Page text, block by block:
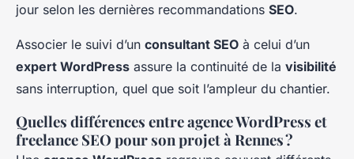
jour selon les dernières recommandations SEO.
Associer le suivi d’un consultant SEO à celui d’un
expert WordPress assure la continuité de la visibilité
sans interruption, quel que soit l’ampleur du chantier.
Quelles différences entre agence WordPress et
freelance SEO pour son projet à Rennes ?